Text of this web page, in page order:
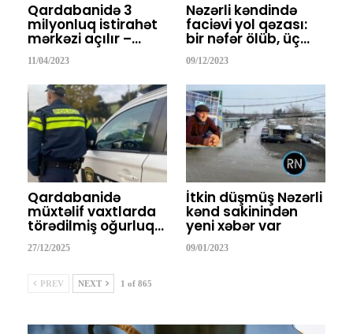
Qardabanidə 3
milyonluq istirahət
mərkəzi açılır –…
11/04/2023
Nəzərli kəndində
faciəvi yol qəzası:
bir nəfər ölüb, üç…
09/12/2023
Qardabanidə
müxtəlif vaxtlarda
törədilmiş oğurluq…
27/12/2025
İtkin düşmüş Nəzərli
kənd sakinindən
yeni xəbər var
09/01/2023
PREV NEXT 1 of 865